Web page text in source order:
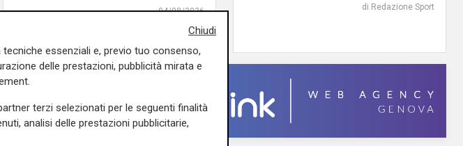
04/08/2026
di Redazione Sport
Chiudi
essenziali e, previo tuo consenso,
delle prestazioni, pubblicità mirata e
terzi selezionati per le seguenti finalità
analisi delle prestazioni pubblicitarie,